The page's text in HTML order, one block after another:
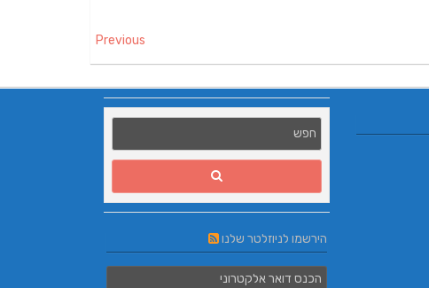
Previous
הירשמו לניוזלטר שלנו